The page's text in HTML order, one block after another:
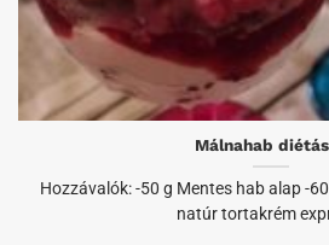
Málnahab
Hozzávalók: -50 g Mentes hab alap -
natúr tortakrém